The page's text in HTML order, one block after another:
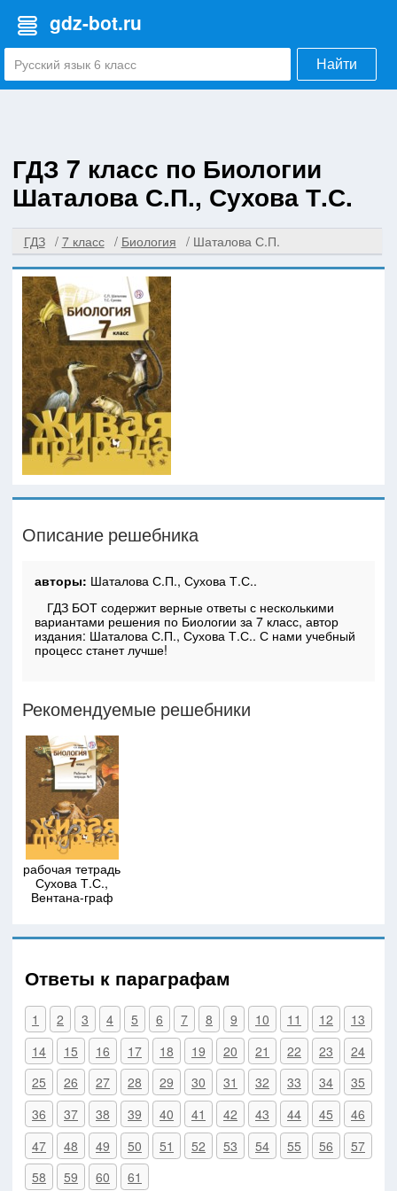
gdz-bot.ru
Найти
ГДЗ 7 класс по Биологии
Шаталова С.П., Сухова Т.С.
ГДЗ 7 класс Биология Шаталова С.П.
Описание решебника
авторы: Шаталова С.П., Сухова Т.С..
ГДЗ БОТ содержит верные ответы с несколькими
вариантами решения по Биологии за 7 класс, автор
издания: Шаталова С.П., Сухова Т.С.. С нами учебный
процесс станет лучше!
Рекомендуемые решебники
рабочая тетрадь
Сухова Т.С.,
Вентана-граф
Ответы к параграфам
1 2 3 4 5 6 7 8 9 10 11 12
13
14
15 16 17 18 19 20 21 22 23
24
25
26 27 28 29 30 31 32 33 34
35
36
37 38 39 40 41 42 43 44 45
46
47
48 49 50 51 52 53 54 55 56
57
58
59 60 61